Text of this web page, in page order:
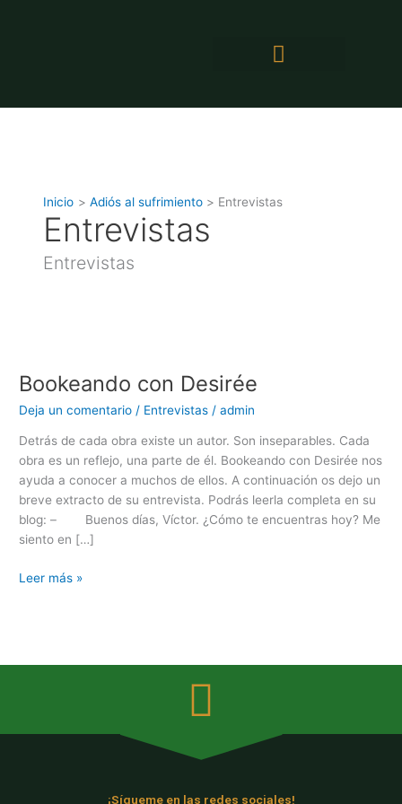
Inicio Adiós al sufrimiento Entrevistas
Entrevistas
Entrevistas
Bookeando con Desirée
Deja un comentario / Entrevistas /admin
Detrás de cada obra existe un autor. Son inseparables. Cada
obra es un reflejo, una parte de él. Bookeando con Desirée nos
ayuda a conocer a muchos de ellos. A continuación os dejo un
breve extracto de su entrevista. Podrás leerla completa en su
blog: – Buenos días, Víctor. ¿Cómo te encuentras hoy? Me
siento en […]
Desirée
Leer más »
¡Sígueme en las redes sociales!